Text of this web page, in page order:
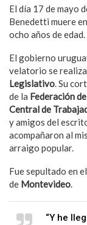
El día 17 de mayo
Benedetti muere
ocho años de edad.
El gobierno
velatorio se
Legislativo. Su
de la Federación
Central de
y amigos del
acompañaron al
arraigo popular.
Fue sepultado en el
de Montevideo.
“Y he